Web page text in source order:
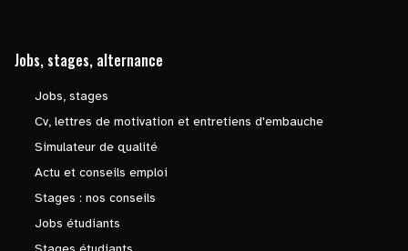
Jobs, stages, alternance
Jobs, stages
Cv, lettres de motivation et entretiens d'embauche
Simulateur de qualité
Actu et conseils emploi
Stages : nos conseils
Jobs étudiants